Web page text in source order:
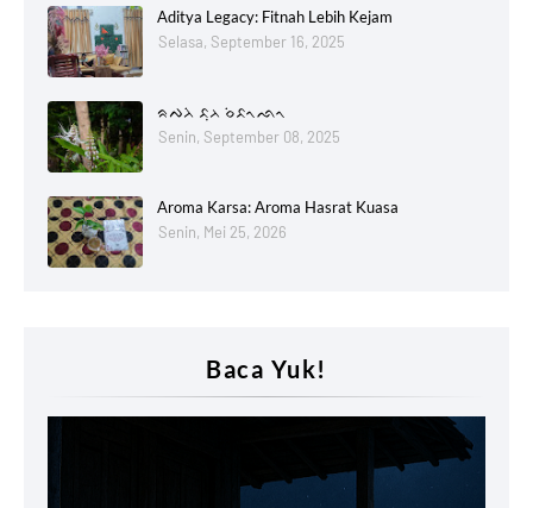
Aditya Legacy: Fitnah Lebih Kejam
Selasa, September 16, 2025
ᨑᨄᨂᨗ ᨅᨘᨂ ᨔᨗᨅᨚᨒᨚ
Senin, September 08, 2025
Aroma Karsa: Aroma Hasrat Kuasa
Senin, Mei 25, 2026
Baca Yuk!